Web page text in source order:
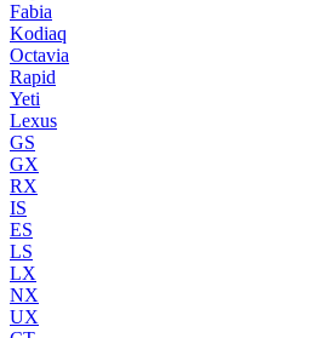
Fabia
Kodiaq
Octavia
Rapid
Yeti
Lexus
GS
GX
RX
IS
ES
LS
LX
NX
UX